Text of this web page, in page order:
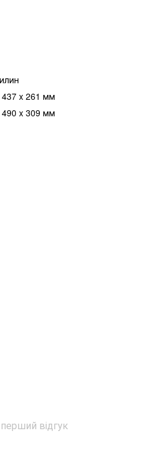
437 x 261 мм
490 x 309 мм
відгук